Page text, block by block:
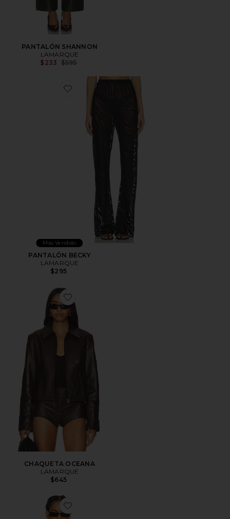
PANTALÓN SHANNON
LAMARQUE
$233 Previous price:
$595
Favorite PANTALÓN BECKY
Más Vendido
PANTALÓN BECKY
LAMARQUE
$295
Favorite CHAQUETA OCEANA
CHAQUETA OCEANA
LAMARQUE
$645
Favorite ABRIGO ANCA